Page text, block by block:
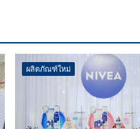
ผลิตภัณฑ์ใหม่